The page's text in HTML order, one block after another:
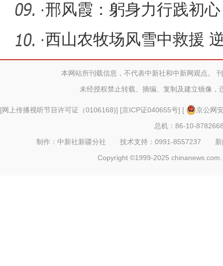
·邢风霞：躬身力行践初
·西山农牧场风雪中救援
本网站所刊载信息，不代表中新社和中新网观点。
未经授权禁止转载、摘编、复制及建立镜像，
[网上传播视听节目许可证（0106168)] [京ICP证040655号] [
京公网
总机：86-10-
制作：中新社新疆分社 技术支持：0991-8557237
Copyright ©1999-2025